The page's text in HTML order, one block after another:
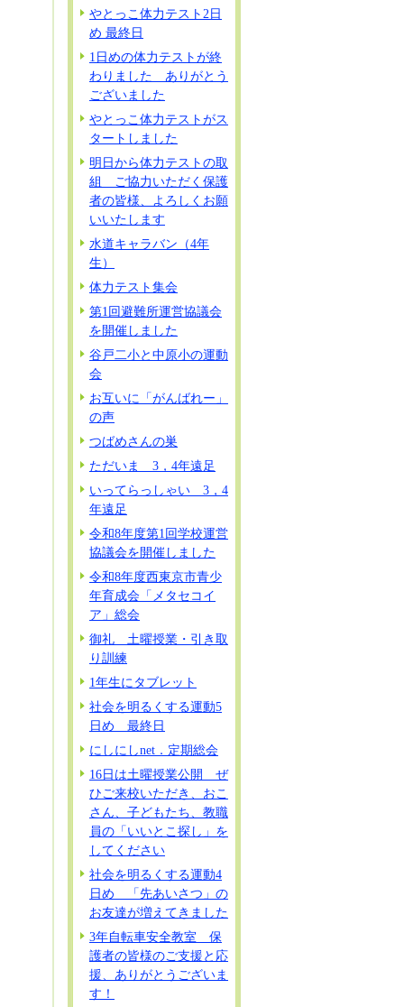
やとっこ体力テスト2日
め 最終日
1日めの体力テストが終
わりました ありがとう
ございました
やとっこ体力テストがス
タートしました
明日から体力テストの取
組 ご協力いただく保護
者の皆様、よろしくお願
いいたします
水道キャラバン（4年
生）
体力テスト集会
第1回避難所運営協議会
を開催しました
谷戸二小と中原小の運動
会
お互いに「がんばれー」
の声
つばめさんの巣
ただいま 3，4年遠足
いってらっしゃい 3，4
年遠足
令和8年度第1回学校運営
協議会を開催しました
令和8年度西東京市青少
年育成会「メタセコイ
ア」総会
御礼 土曜授業・引き取
り訓練
1年生にタブレット
社会を明るくする運動5
日め 最終日
にしにしnet．定期総会
16日は土曜授業公開 ぜ
ひご来校いただき、おこ
さん、子どもたち、教職
員の「いいとこ探し」を
してください
社会を明るくする運動4
日め 「先あいさつ」の
お友達が増えてきました
3年自転車安全教室 保
護者の皆様のご支援と応
援、ありがとうございま
す！